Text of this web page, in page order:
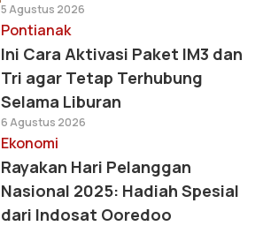
5 Agustus 2026
Pontianak
Ini Cara Aktivasi Paket IM3 dan
Tri agar Tetap Terhubung
Selama Liburan
6 Agustus 2026
Ekonomi
Rayakan Hari Pelanggan
Nasional 2025: Hadiah Spesial
dari Indosat Ooredoo